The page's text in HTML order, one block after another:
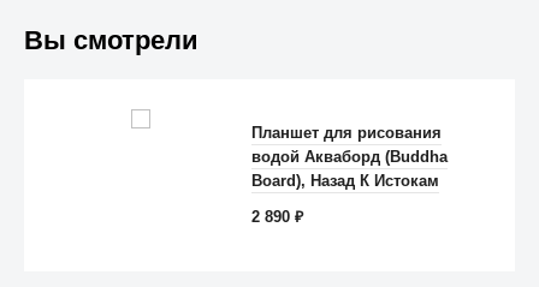
Anker
Вы смотрели
Планшет для рисования
водой Акваборд (Buddha
Board), Назад К Истокам
2 890₽